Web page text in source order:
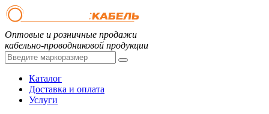
Оптовые и розничные продажи
кабельно-проводниковой продукции
Каталог
Доставка и оплата
Услуги